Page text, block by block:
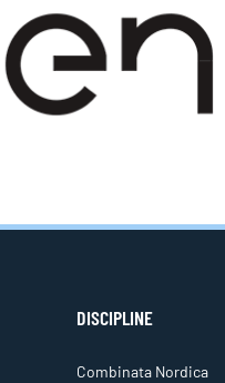
DISCIPLINE
Combinata Nordica